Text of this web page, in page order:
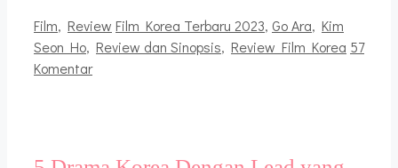
Kategori
Film, Review Tag
Film Korea Terbaru 2023, Go Ara, Kim
Seon Ho, Review dan Sinopsis, Review Film Korea 57
Komentar